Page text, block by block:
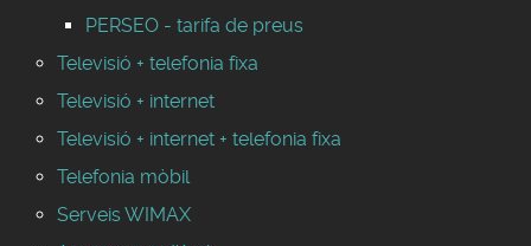
PERSEO - tarifa de preus
Televisió + telefonia fixa
Televisió + internet
Televisió + internet + telefonia fixa
Telefonia mòbil
Serveis WIMAX